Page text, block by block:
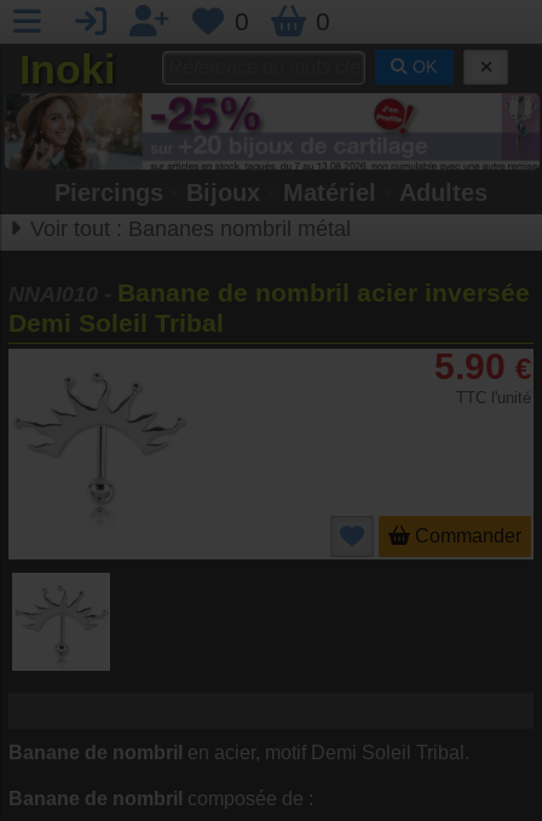
0 0
Inoki OK
Piercings Bijoux Matériel Adultes
Voir tout : Bananes nombril métal
Banane de nombril acier inversée
Demi Soleil Tribal
5.90 €
TTC l'unité
Commander
Banane de nombril en acier, motif Demi Soleil Tribal.
Banane de nombril composée de :